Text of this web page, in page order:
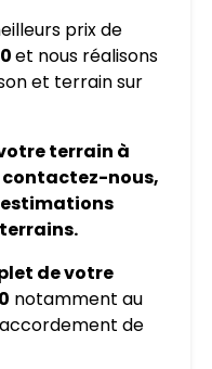
prix de
et nous réalisons
et terrain sur
terrain à
contactez-nous,
estimations
de votre
notamment au
de